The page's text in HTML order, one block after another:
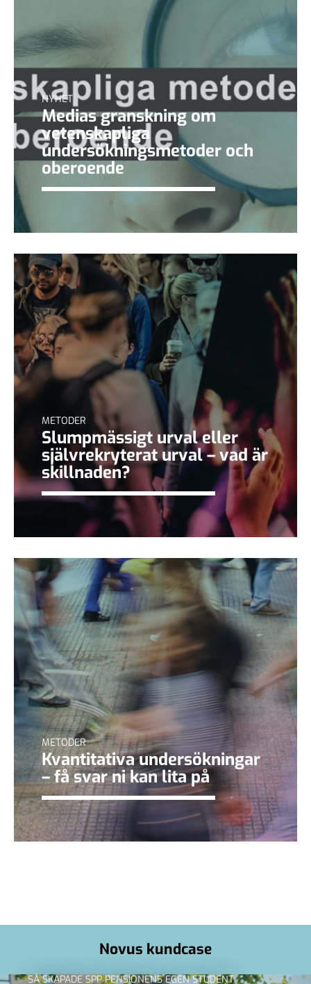
NYHET
Medias granskning om
vetenskapliga
undersökningsmetoder och
oberoende
METODER
Slumpmässigt urval eller
självrekryterat urval – vad är
skillnaden?
METODER
Kvantitativa undersökningar
– få svar ni kan lita på
Novus kundcase
SÅ SKAPADE SPP PENSIONENS EGEN STUDENT